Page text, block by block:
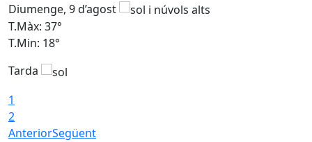
Diumenge, 9 d’agost
T.Màx: 37°
T.Min: 18°
Tarda
1
2
AnteriorSegüent